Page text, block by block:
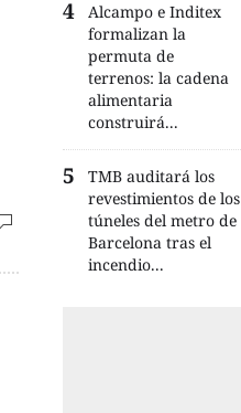
Alcampo e Inditex
formalizan la
permuta de
terrenos: la cadena
alimentaria
construirá...
TMB auditará los
revestimientos de los
túneles del metro de
Barcelona tras el
incendio...